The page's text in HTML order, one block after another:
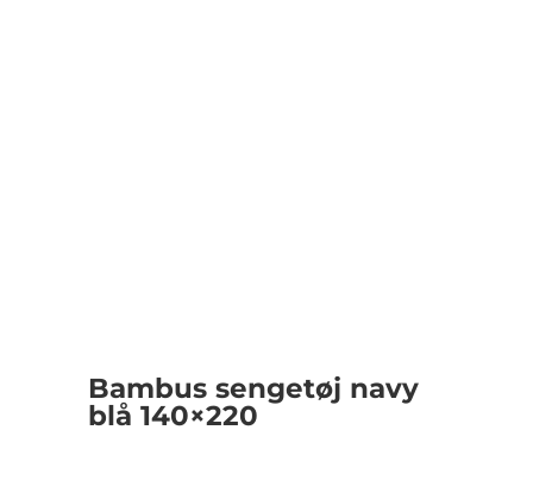
Bambus sengetøj navy
blå 140×220